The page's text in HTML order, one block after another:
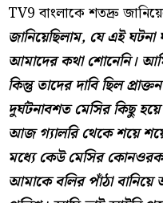
TV9 বাংলাকে শতদ্রু
জানিয়েছিলাম, যে এই
আমাদের কথা শোনেনি।
কিন্তু তাদের দাবি ছিল
দুর্ঘটনাবশত মেসির কিছু
আজ গ্যালরি থেকে শয়ে
মধ্যে কেউ মেসির
আমাকে বলির পাঁঠা